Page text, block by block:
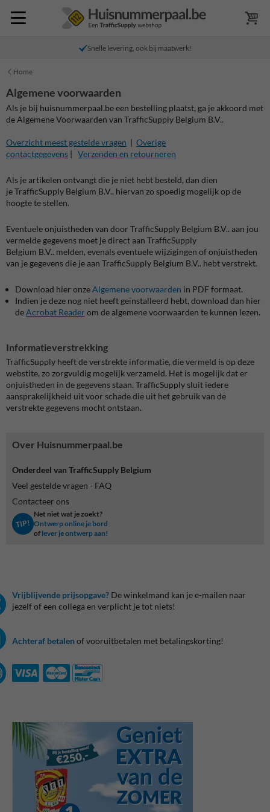
Snelle levering, ook bij maatwerk!
Home
Over Huisnummerpaal.be
Onderdeel van TrafficSupply Belgium
Veel gestelde vragen - FAQ
Contacteer ons
TIP!
Net niet wat je zoekt?
Ontwerp online je bord
of lever je ontwerp aan!
Vrijblijvende prijsopgave? De winkelmand kan je e-mailen naar
jezelf of een collega en verplicht je tot niets!
Achteraf betalen of vooruitbetalen met betalingskorting!
Algemene voorwaarden
Als je bij huisnummerpaal.beeen bestelling plaatst, ga je akkoord met
de Algemene Voorwaarden van TrafficSupply Belgium B.V..
Overzicht meest gestelde vragen | Overige
contactgegevens | Verzenden en retourneren
Als je artikelen ontvangt die je niet hebt besteld, dan dien
jeTrafficSupply Belgium B.V.. hiervan zo spoedig mogelijk op de
hoogte te stellen.
Eventuele onjuistheden van door TrafficSupply Belgium B.V.. aan jou
vermelde gegevens moet je direct aan TrafficSupply
Belgium B.V.. melden, evenals eventuele wijzigingen of onjuistheden
van je gegevens die je aan TrafficSupply Belgium B.V.. hebt verstrekt.
Download hier onzeAlgemene voorwaarden in PDF formaat.
Indien je deze nog niet heeft geïnstalleerd hebt, download dan hier
deAcrobat Reader om de algemene voorwaarden te kunnen lezen.
Informatieverstrekking
TrafficSupply heeft de verstrekte informatie, die vermeld is op deze
webstite, zo zorgvuldig mogelijk verzameld. Het is mogelijk dat er
onjuistheden in de gegevens staan. TrafficSupply sluit iedere
aansprakelijkheid uit voor schade die uit het gebruik van de
verstrekte gegevens mocht ontstaan.